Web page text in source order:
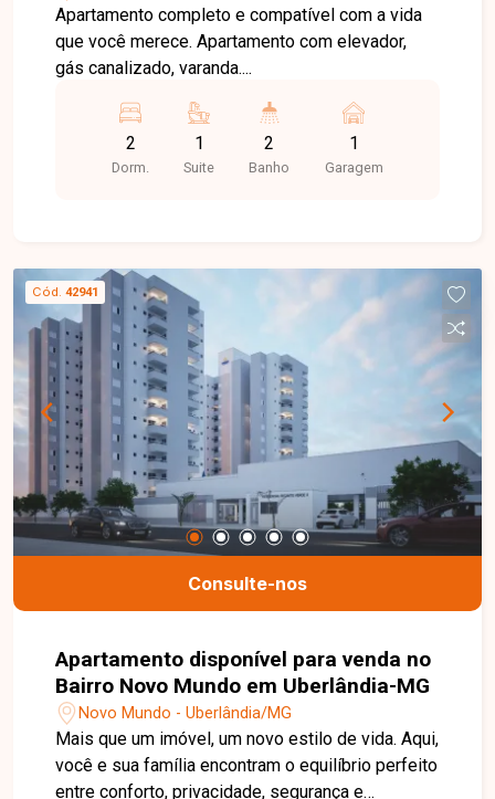
Apartamento completo e compatível com a vida
que você merece. Apartamento com elevador,
gás canalizado, varanda....
2
Dorm.
1
Suite
2
Banho
1
Garagem
Cód. 42941
Consulte-nos
Apartamento disponível para venda no
Bairro Novo Mundo em Uberlândia-MG
Novo Mundo - Uberlândia/MG
Mais que um imóvel, um novo estilo de vida. Aqui,
você e sua família encontram o equilíbrio perfeito
entre conforto, privacidade, segurança e